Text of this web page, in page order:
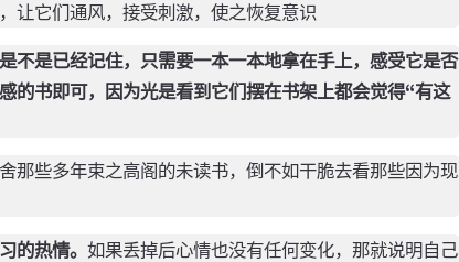
让它们通风，接受刺激，使之恢复意识
不是已经记住，只需要一本一本地拿在手上，感受它是否
的书即可，因为光是看到它们摆在书架上都会觉得“有这
那些多年束之高阁的未读书，倒不如干脆去看那些因为现
的热情。 如果丢掉后心情也没有任何变化，那就说明自己